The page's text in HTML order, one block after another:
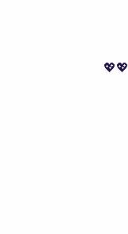
💖💖